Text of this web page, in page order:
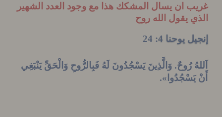
ان يسال المشكك هذا مع وجود العدد الشهير
يقول الله روح
يوحنا 4 : 24
رُوحٌ.وَالَّذِينَ يَسْجُدُونَ لَهُ فَبِالرُّوحِ وَالْحَقِّ يَنْبَغِي
».